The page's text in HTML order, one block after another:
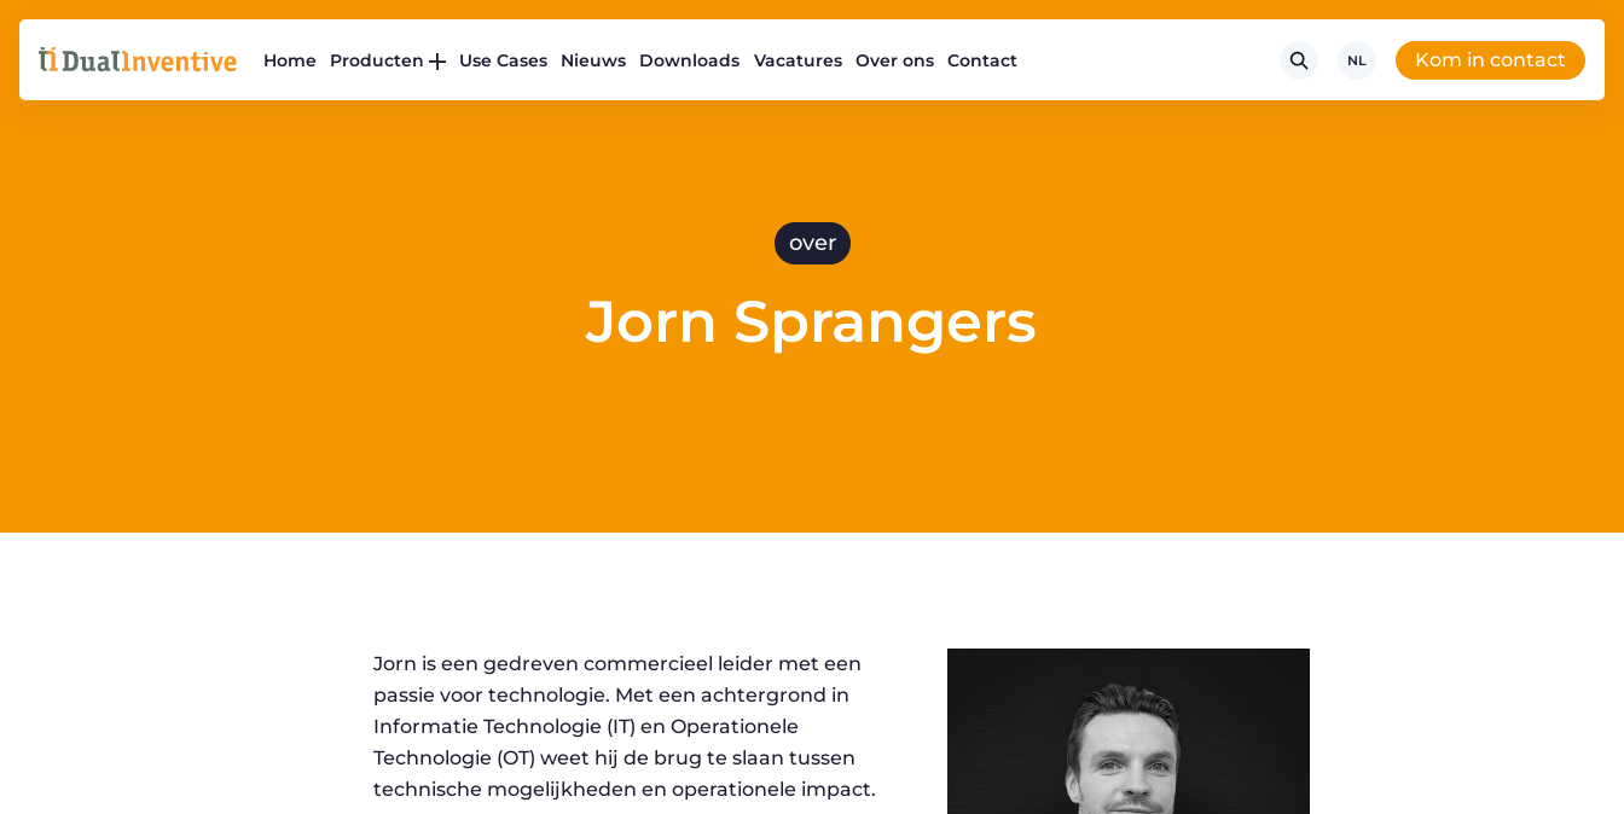
Home Producten Use Cases Nieuws Downloads Vacatures Over ons Contact NL Kom in contact
over
Jorn Sprangers
Jorn is een gedreven commercieel leider met een
passie voor technologie. Met een achtergrond in
Informatie Technologie (IT) en Operationele
Technologie (OT) weet hij de brug te slaan tussen
technische mogelijkheden en operationele impact.